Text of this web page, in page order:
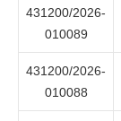
431200/2026-
010089
431200/2026-
010088